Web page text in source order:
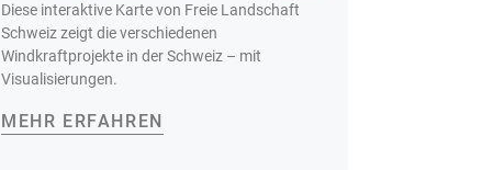
Diese interaktive Karte von Freie Landschaft
Schweiz zeigt die verschiedenen
Windkraftprojekte in der Schweiz – mit
Visualisierungen.
MEHR ERFAHREN